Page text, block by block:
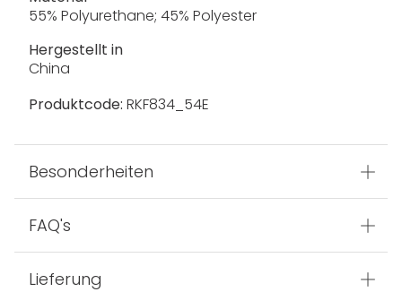
55% Polyurethane; 45% Polyester
Hergestellt in
China
Produktcode: RKF834_54E
Besonderheiten
FAQ's
Lieferung